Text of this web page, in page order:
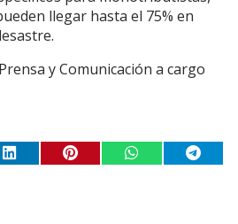
llegar hasta el 75% en
y Comunicación a cargo